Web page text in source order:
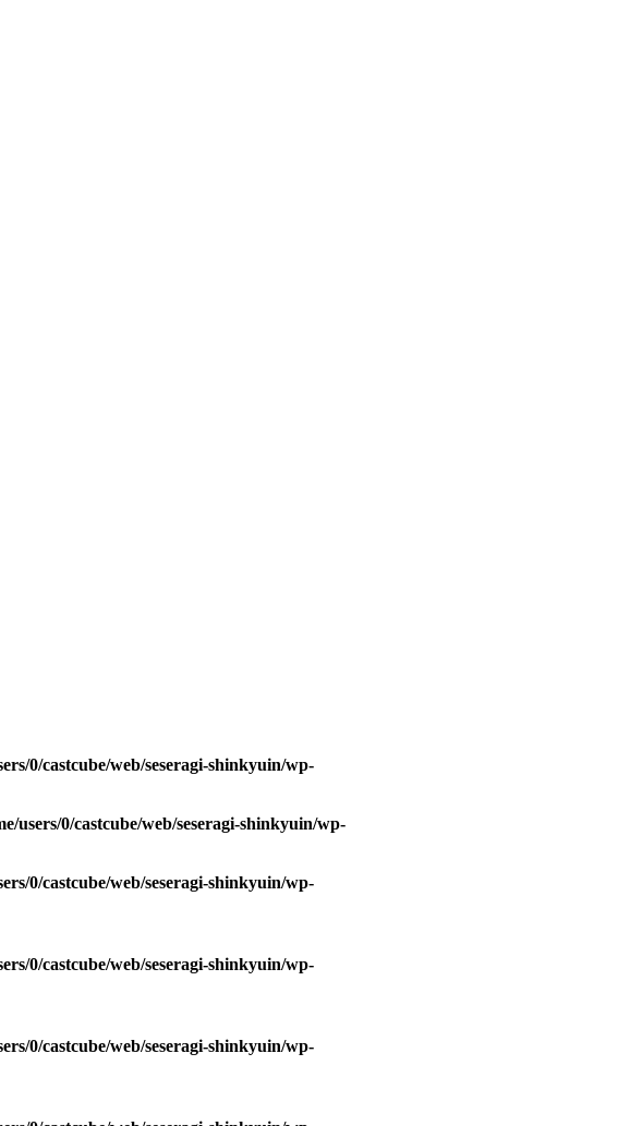
0/castcube/web/seseragi-shinkyuin/wp-
users/0/castcube/web/seseragi-shinkyuin/wp-
0/castcube/web/seseragi-shinkyuin/wp-
0/castcube/web/seseragi-shinkyuin/wp-
0/castcube/web/seseragi-shinkyuin/wp-